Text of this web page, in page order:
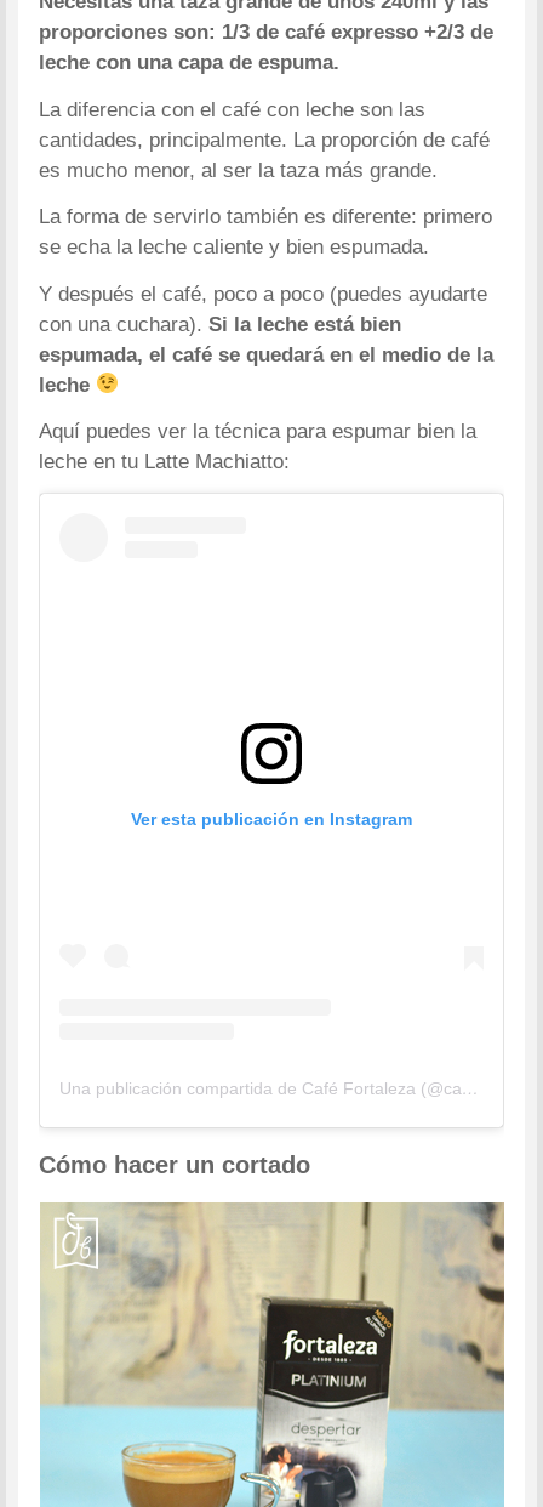
proporciones son: 1/3 de café expresso +2/3 de
leche con una capa de espuma.
La diferencia con el café con leche son las
cantidades, principalmente. La proporción de café
es mucho menor, al ser la taza más grande.
La forma de servirlo también es diferente: primero
se echa la leche caliente y bien espumada.
Y después el café, poco a poco (puedes ayudarte
con una cuchara).Si la leche está bien
espumada, el café se quedará en el medio de la
leche
Aquí puedes ver la técnica para espumar bien la
leche en tu Latte Machiatto:
Ver esta publicación en Instagram
Una publicación compartida de Café Fortaleza (@cafefortaleza)
Cómo hacer un cortado